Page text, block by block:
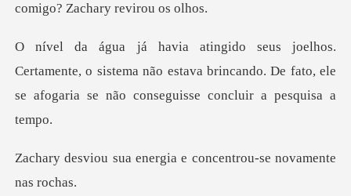
nte, o sistema não estava brincando. De fato, ele
se af
ergia e concentrou-se